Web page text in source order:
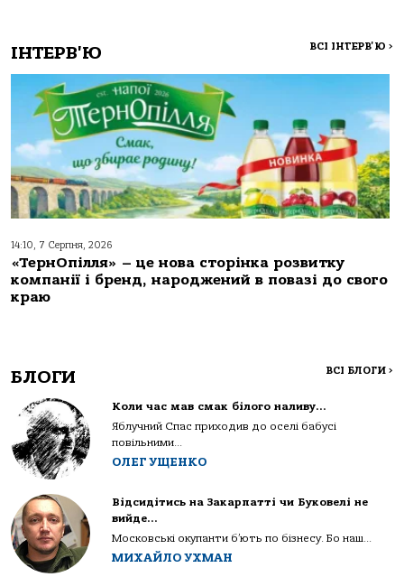
ІНТЕРВ'Ю ВСІ ІНТЕРВ'Ю >
14:10, 7 Серпня, 2026
«ТернОпілля» – це нова сторінка розвитку
компанії і бренд, народжений в повазі до свого
краю
БЛОГИ ВСІ БЛОГИ >
Коли час мав смак білого наливу…
Яблучний Спас приходив до оселі бабусі
повільними...
ОЛЕГ УЩЕНКО
Відсидітись на Закарпатті чи Буковелі не
вийде…
Московські окупанти б’ють по бізнесу. Бо наш...
МИХАЙЛО УХМАН